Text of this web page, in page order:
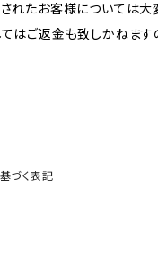
れたお客様については大
はご返金も致しかねま
づく表記